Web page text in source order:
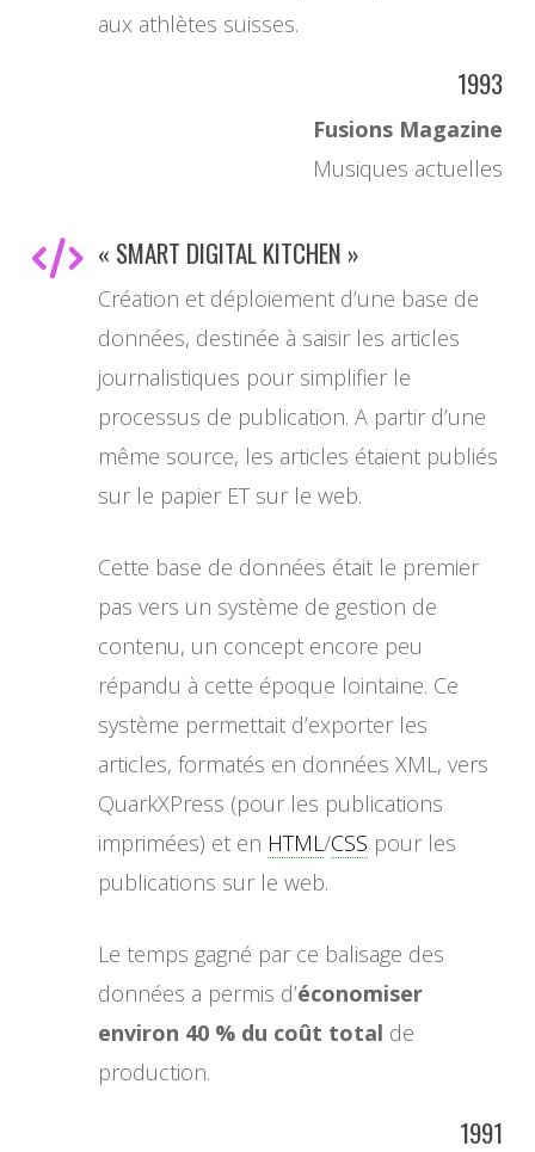
aux athlètes suisses.
1993
Fusions Magazine
Musiques actuelles
« SMART DIGITAL KITCHEN »
Création et déploiement d’une base de
données, destinée à saisir les articles
journalistiques pour simplifier le
processus de publication. A partir d’une
même source, les articles étaient publiés
sur le papier ET sur le web.
Cette base de données était le premier
pas vers un système de gestion de
contenu, un concept encore peu
répandu à cette époque lointaine. Ce
système permettait d’exporter les
articles, formatés en données XML, vers
QuarkXPress (pour les publications
imprimées) et en HTML/CSS pour les
publications sur le web.
Le temps gagné par ce balisage des
données a permis d’économiser
environ 40 % du coût total de
production.
1991